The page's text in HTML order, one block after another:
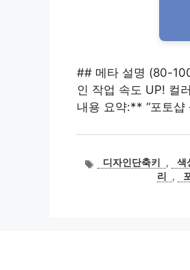
## 메타 설명 (80-
인 작업 속도 UP!
내용 요약:** “포토
태디자인단축키 , 색
리
,